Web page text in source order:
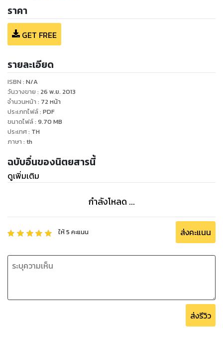
ราคา
GET FREE
รายละเอียด
ISBN : N/A
วันวางขาย : 26 พ.ย. 2013
จำนวนหน้า : 72 หน้า
ประเภทไฟล์: PDF
ขนาดไฟล์: 9.70 MB
ประเทศ: TH
ภาษา : th
ฉบับอื่นของนิตยสารนี้
ดูเพิ่มเติม
กำลังโหลด ...
ให้5 คะแนน ส่งคะแนน
ส่งรีวิว